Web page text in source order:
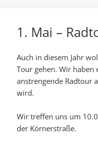
1. Mai –
Auch in diesem Jahr
Tour gehen. Wir
anstrengende Radtour
wird.
Wir treffen uns um
der Körnerstraße.